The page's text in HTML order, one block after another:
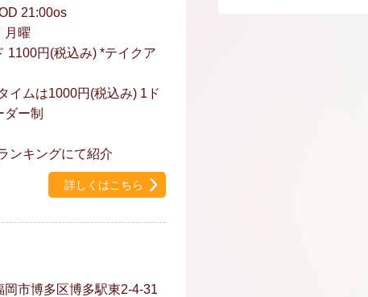
21:00os
月曜
1100円(税込み) *テイクア
イムは1000円(税込み) 1ド
ダー制
ンキングにて紹介
詳しくはこちら
岡市博多区博多駅東2-4-31